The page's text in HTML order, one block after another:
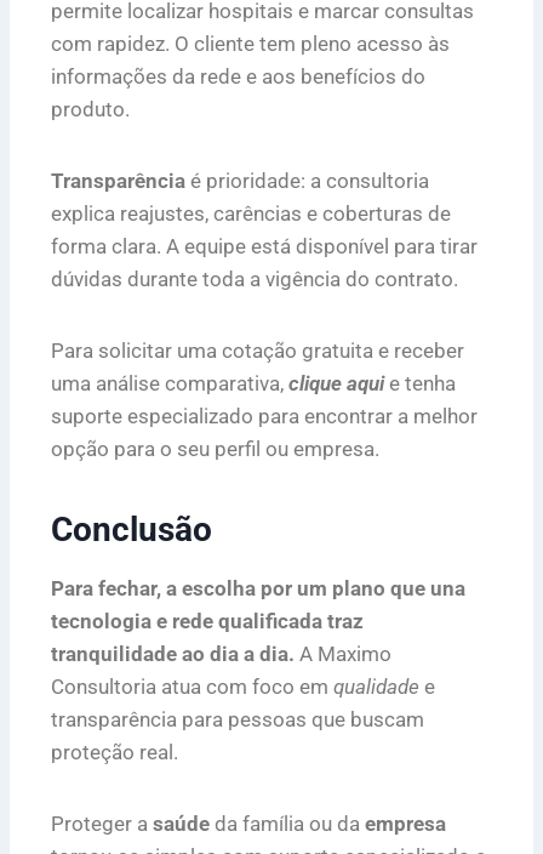
permite localizar hospitais e marcar consultas
com rapidez. O cliente tem pleno acesso às
informações da rede e aos benefícios do
produto.
Transparência é prioridade: a consultoria
explica reajustes, carências e coberturas de
forma clara. A equipe está disponível para tirar
dúvidas durante toda a vigência do contrato.
Para solicitar uma cotação gratuita e receber
uma análise comparativa, clique aquie tenha
suporte especializado para encontrar a melhor
opção para o seu perfil ou empresa.
Conclusão
Para fechar, a escolha por um plano que una
tecnologia e rede qualificada traz
tranquilidade ao dia a dia. A Maximo
Consultoria atua com foco em qualidade e
transparência para pessoas que buscam
proteção real.
Proteger a saúde da família ou da empresa